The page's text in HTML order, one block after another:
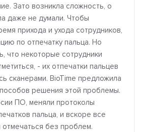
Зато возникла сложность, о
даже не думали. Чтобы
прихода и ухода сотрудников,
по отпечатку пальца. Но
что некоторые сотрудники
- их отпечатки пальцев
сканерами. BioTime предложила
решения этой проблемы.
ПО, меняли протоколы
пальца, и вскоре все
отмечаться без проблем.